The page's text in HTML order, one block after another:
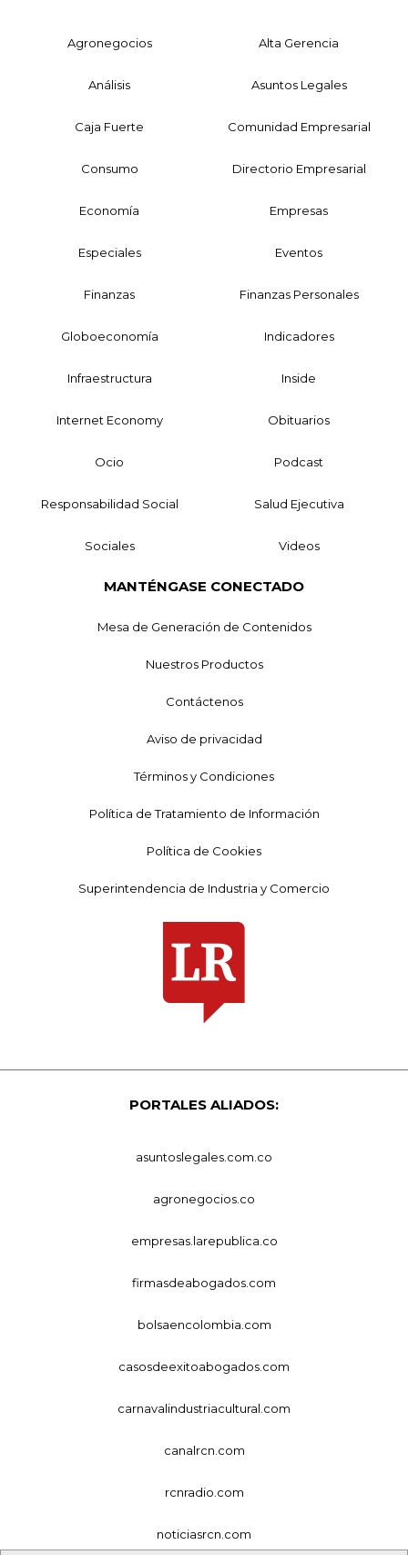
Agronegocios Alta Gerencia
Análisis Asuntos Legales
Caja Fuerte Comunidad Empresarial
Consumo Directorio Empresarial
Economía Empresas
Especiales Eventos
Finanzas Finanzas Personales
Globoeconomía Indicadores
Infraestructura Inside
Internet Economy Obituarios
Ocio Podcast
Responsabilidad Social Salud Ejecutiva
Sociales Videos
MANTÉNGASE CONECTADO
Mesa de Generación de Contenidos
Nuestros Productos
Contáctenos
Aviso de privacidad
Términos y Condiciones
Política de Tratamiento de Información
Política de Cookies
Superintendencia de Industria y Comercio
PORTALES ALIADOS:
asuntoslegales.com.co
agronegocios.co
empresas.larepublica.co
firmasdeabogados.com
bolsaencolombia.com
casosdeexitoabogados.com
carnavalindustriacultural.com
canalrcn.com
rcnradio.com
noticiasrcn.com